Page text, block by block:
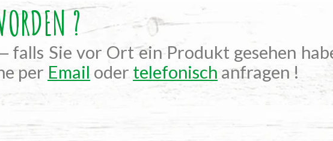
?
falls Sie vor Ort ein Produkt gesehen
per Email oder telefonisch anfragen !